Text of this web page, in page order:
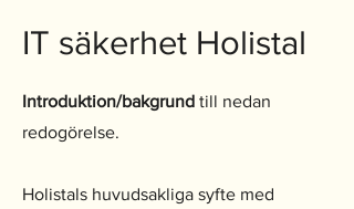
IT säkerhet Holistal
Introduktion/bakgrund till nedan
redogörelse.
Holistals huvudsakliga syfte med